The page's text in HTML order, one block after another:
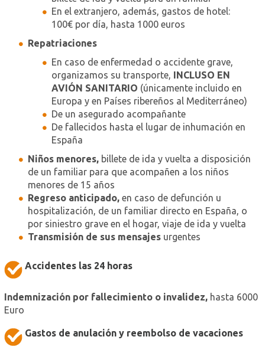
En el extranjero, además, gastos de hotel:
100€ por día, hasta 1000 euros
Repatriaciones
En caso de enfermedad o accidente grave,
organizamos su transporte, INCLUSO EN
AVIÓN SANITARIO (únicamente incluido en
Europa y en Países ribereños al Mediterráneo)
De un asegurado acompañante
De fallecidos hasta el lugar de inhumación en
España
Niños menores, billete de ida y vuelta a disposición
de un familiar para que acompañen a los niños
menores de 15 años
Regreso anticipado, en caso de defunción u
hospitalización, de un familiar directo en España, o
por siniestro grave en el hogar, viaje de ida y vuelta
Transmisión de sus mensajes urgentes
Accidentes las 24 horas
Indemnización por fallecimiento o invalidez, hasta 6000
Euro
Gastos de anulación y reembolso de vacaciones